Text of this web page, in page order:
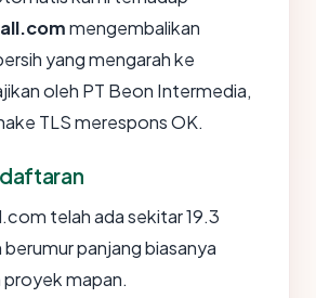
mengembalikan
yang mengarah ke
oleh PT Beon Intermedia,
TLS merespons OK.
telah ada sekitar 19.3
panjang biasanya
mapan.